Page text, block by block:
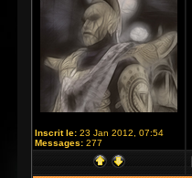
Inscrit le: 23 Jan 2012, 07:54
Messages: 277